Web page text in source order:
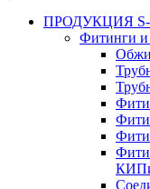
ПРОДУКЦИЯ S-
Фитинги и